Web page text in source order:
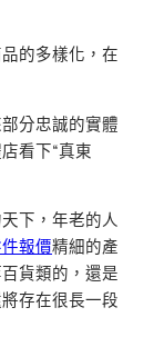
的多樣化，在
分忠誠的實體
看下“真東
下，年老的人
報價精細的產
貨類的，還是
存在很長一段